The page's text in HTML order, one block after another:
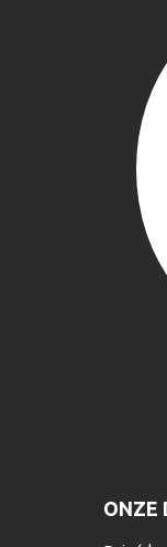
ONZE